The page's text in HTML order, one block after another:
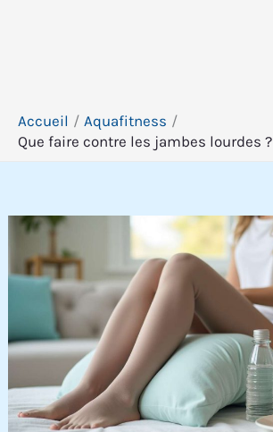
Accueil
Aquafitness
Que faire contre les jambes lourdes ?